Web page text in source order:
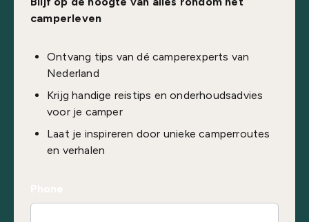
camperleven
Ontvang tips van dé camperexperts van
Nederland
Krijg handige reistips en onderhoudsadvies
voor je camper
Laat je inspireren door unieke camperroutes
en verhalen